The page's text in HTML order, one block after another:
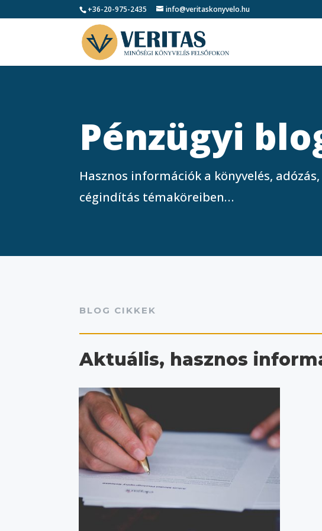
+36-20-975-2435 info@veritaskonyvelo.hu
Pénzügyi
Hasznos információk a könyvelés,
cégindítás témaköreiben…
BLOG CIKKEK
Aktuális, hasznos